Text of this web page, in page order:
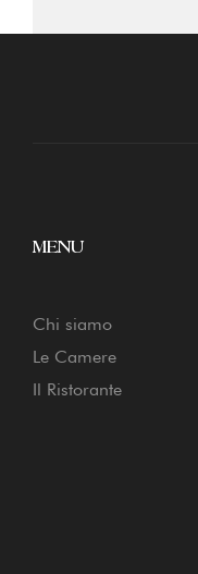
MENU
Chi siamo
Le Camere
Il Ristorante